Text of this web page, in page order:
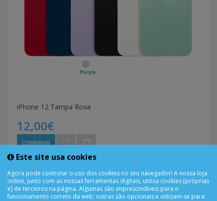
iPhone 12 Tampa Roxa
12,00€
COMPRAR
1 2 > >|
Este site usa cookies
Agora pode controlar o uso dos cookies no seu navegador! A nossa loja
online, junto com as nossas ferramentas digitais, utiliza cookies [próprias
e] de terceiros na página. Algumas são imprescindíveis para o
funcionamento correto da web; outras são opcionais e utilizam-se para: